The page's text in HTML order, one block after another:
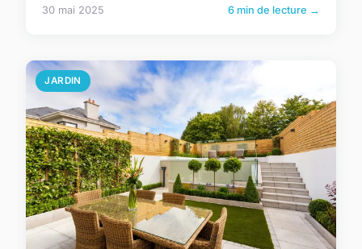
30 mai 2025 6 min de lecture →
JARDIN